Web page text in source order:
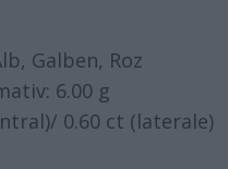
Galben, Roz
6.00 g
0.60 ct (laterale)